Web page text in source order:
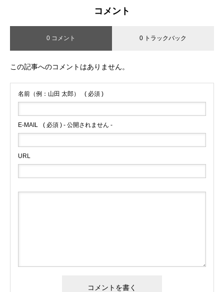
コメント
0 コメント 0 トラックバック
この記事へのコメントはありません。
名前（例：山田 太郎） ( 必須 )
E-MAIL ( 必須 ) - 公開されません -
URL